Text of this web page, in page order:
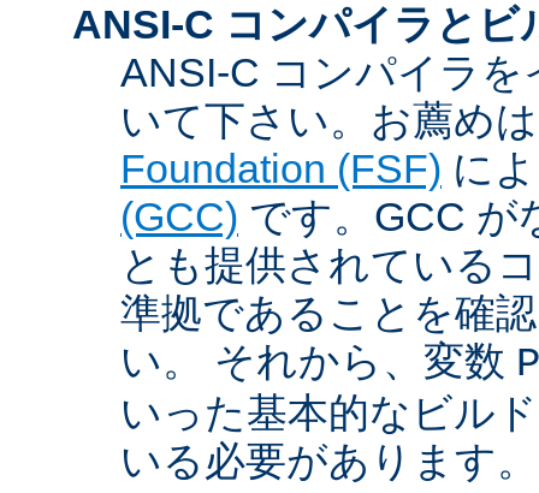
ANSI-C コンパイラとビ
ANSI-C コンパイラ
いて下さい。お薦め
Foundation (FSF) に
(GCC) です。GCC が
とも提供されている
準拠であることを確
い。 それから、変数
いった基本的なビル
いる必要があります。